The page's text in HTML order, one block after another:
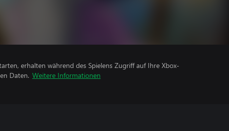
erhalten während des Spielens Zugriff auf Ihre Xbox-
Daten. Weitere Informationen